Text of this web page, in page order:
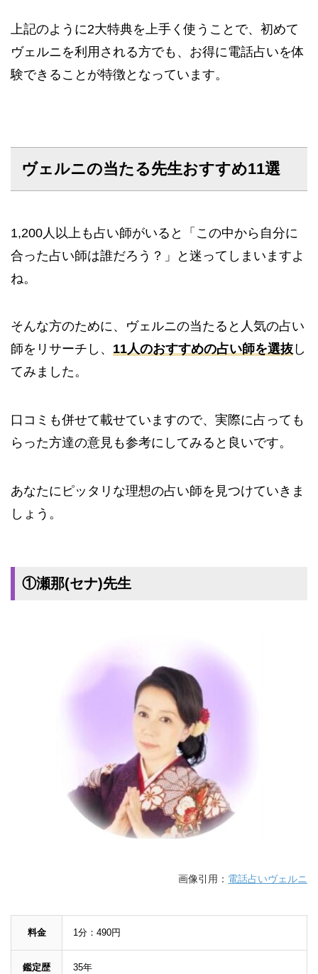
上記のように2大特典を上手く使うことで、初めて
ヴェルニを利用される方でも、お得に電話占いを体
験できることが特徴となっています。
ヴェルニの当たる先生おすすめ11選
1,200人以上も占い師がいると「この中から自分に
合った占い師は誰だろう？」と迷ってしまいますよ
ね。
そんな方のために、ヴェルニの当たると人気の占い
師をリサーチし、 11人のおすすめの占い師を選抜 し
てみました。
口コミも併せて載せていますので、実際に占っても
らった方達の意見も参考にしてみると良いです。
あなたにピッタリな理想の占い師を見つけていきま
しょう。
①瀬那(セナ)先生
画像引用： 電話占いヴェルニ
料金 1分：490円
鑑定歴 35年